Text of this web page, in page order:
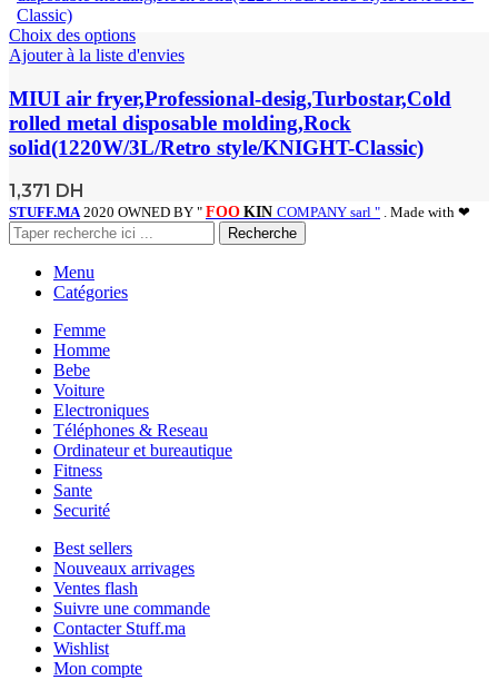
Choix des options
Ajouter à la liste d'envies
MIUI air fryer,Professional-desig,Turbostar,Cold
rolled metal disposable molding,Rock
solid(1220W/3L/Retro style/KNIGHT-Classic)
1,371 DH
STUFF.MA 2020 OWNED BY " FOO KIN COMPANY sarl " . Made with ❤
Recherche
Menu
Catégories
Femme
Homme
Bebe
Voiture
Electroniques
Téléphones & Reseau
Ordinateur et bureautique
Fitness
Sante
Securité
Best sellers
Nouveaux arrivages
Ventes flash
Suivre une commande
Contacter Stuff.ma
Wishlist
Mon compte